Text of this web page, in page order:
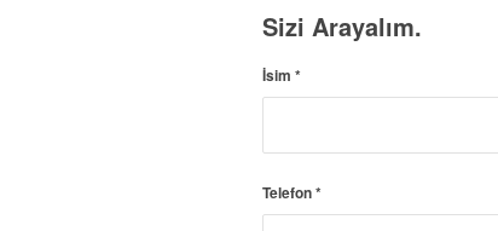
Sizi Arayalım.
İsim *
Telefon*